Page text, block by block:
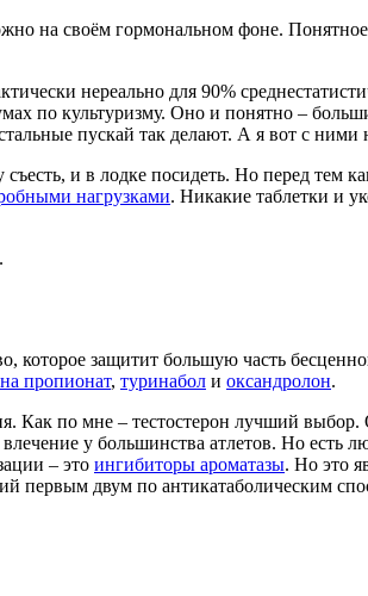
на своём гормональном фоне.
нереально для 90%
по культуризму. Оно и понятно –
пускай так делают. А я вот с ними
и в лодке посидеть. Но перед тем
нагрузками. Никакие таблетки и
защитит большую часть
пропионат, туринабол и оксандролон.
по мне – тестостерон лучший
у большинства атлетов. Но
– это ингибиторы ароматазы. Но это
первым двум по антикатаболическим